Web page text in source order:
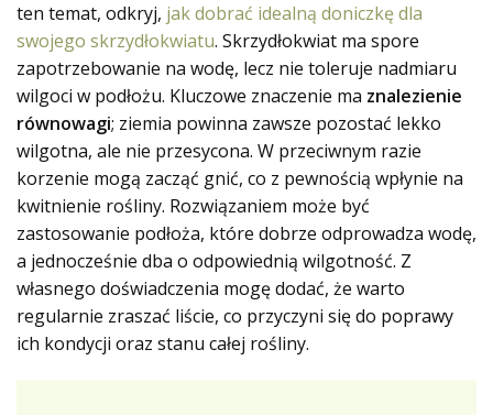
ten temat, odkryj, jak dobrać idealną doniczkę dla
swojego skrzydłokwiatu. Skrzydłokwiat ma spore
zapotrzebowanie na wodę, lecz nie toleruje nadmiaru
wilgoci w podłożu. Kluczowe znaczenie ma znalezienie
równowagi; ziemia powinna zawsze pozostać lekko
wilgotna, ale nie przesycona. W przeciwnym razie
korzenie mogą zacząć gnić, co z pewnością wpłynie na
kwitnienie rośliny. Rozwiązaniem może być
zastosowanie podłoża, które dobrze odprowadza wodę,
a jednocześnie dba o odpowiednią wilgotność. Z
własnego doświadczenia mogę dodać, że warto
regularnie zraszać liście, co przyczyni się do poprawy
ich kondycji oraz stanu całej rośliny.